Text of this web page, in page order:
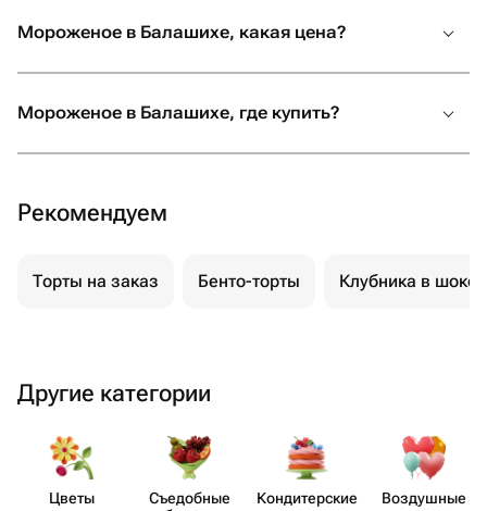
Мороженое в Балашихе, какая цена?
Мороженое в Балашихе, где купить?
Рекомендуем
Торты на заказ Бенто-торты Клубника в
Другие категории
Цветы
Съедобные
Кондит​ерские
Воздушные